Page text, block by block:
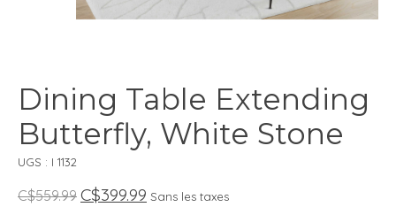
Dining Table Extending
Butterfly, White Stone
UGS : I 1132
C$559.99 C$399.99 Sans les taxes